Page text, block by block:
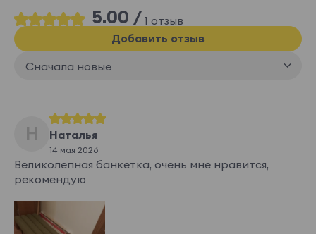
5.00 / 1 отзыв
Сначала новые
Добавить отзыв
Н Наталья
14 мая 2026
Великолепная банкетка, очень мне нравится,
рекомендую